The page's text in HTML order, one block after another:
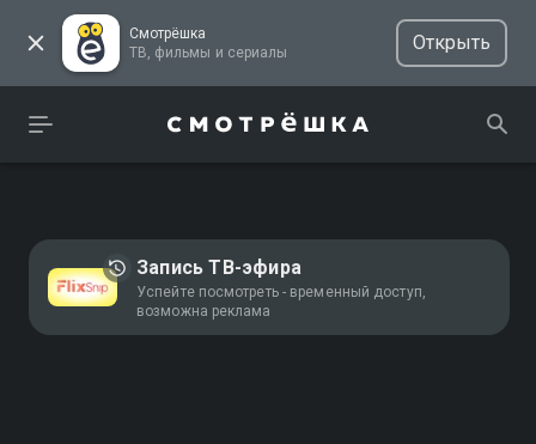
Смотрёшка
ТВ, фильмы и сериалы
Открыть
Запись ТВ-эфира
Успейте посмотреть - временный доступ,
возможна реклама